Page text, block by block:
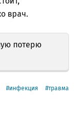
врач.
потерю
инфекция травма